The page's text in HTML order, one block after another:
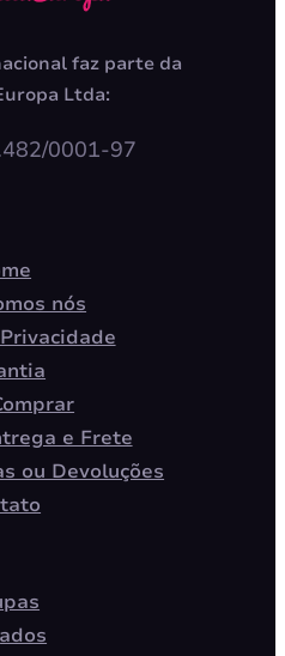
faz parte da
Ltda:
0001-97
nós
e Frete
ou Devoluções